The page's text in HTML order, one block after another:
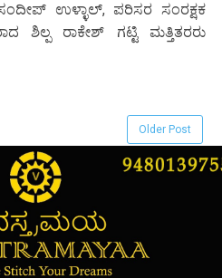
ಉಳ್ಳಾಲ್, ಪರಿಸರ ಸಂರಕ್ಷಕ
ಶಿಲ್ಪ ರಾಕೇಶ್ ಗಟ್ಟಿ ಮತ್ತಿತರರು
Older Post